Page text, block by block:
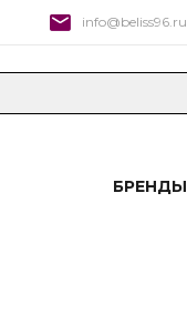
info@beliss96.ru
БРЕНДЫ